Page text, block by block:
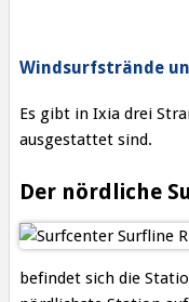
Windsurfstrände
Es gibt in Ixia drei
ausgestattet sind.
Der nördliche
befindet sich die